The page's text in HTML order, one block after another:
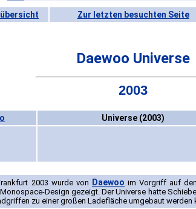
Zur letzten besuchten Seite
Daewoo Universe
2003
Universe (2003)
2003 wurde von Daewoo im Vorgriff auf
Design gezeigt. Der Universe hatte
zu einer großen Ladefläche umgebaut werden